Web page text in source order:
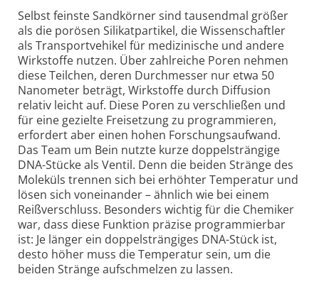
Selbst feinste Sandkörner sind tausendmal größer
als die porösen Silikatpartikel, die Wissenschaftler
als Transportvehikel für medizinische und andere
Wirkstoffe nutzen. Über zahlreiche Poren nehmen
diese Teilchen, deren Durchmesser nur etwa 50
Nanometer beträgt, Wirkstoffe durch Diffusion
relativ leicht auf. Diese Poren zu verschließen und
für eine gezielte Freisetzung zu programmieren,
erfordert aber einen hohen Forschungsaufwand.
Das Team um Bein nutzte kurze doppelsträngige
DNA-Stücke als Ventil. Denn die beiden Stränge des
Moleküls trennen sich bei erhöhter Temperatur und
lösen sich voneinander – ähnlich wie bei einem
Reißverschluss. Besonders wichtig für die Chemiker
war, dass diese Funktion präzise programmierbar
ist: Je länger ein doppelsträngiges DNA-Stück ist,
desto höher muss die Temperatur sein, um die
beiden Stränge aufschmelzen zu lassen.